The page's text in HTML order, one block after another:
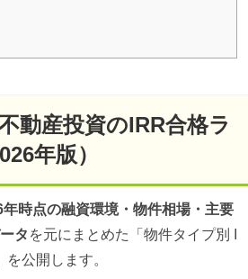
動産投資のIRR合格ラ
年版）
年時点の融資環境・物件相場・主要
タ を元にまとめた「物件タイプ別 I
公開します。